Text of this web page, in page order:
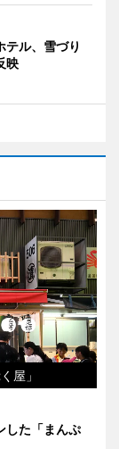
テル、雪づり
映
屋」
した「まんぷ